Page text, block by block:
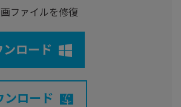
ファイルを修復
ロード
ンロード